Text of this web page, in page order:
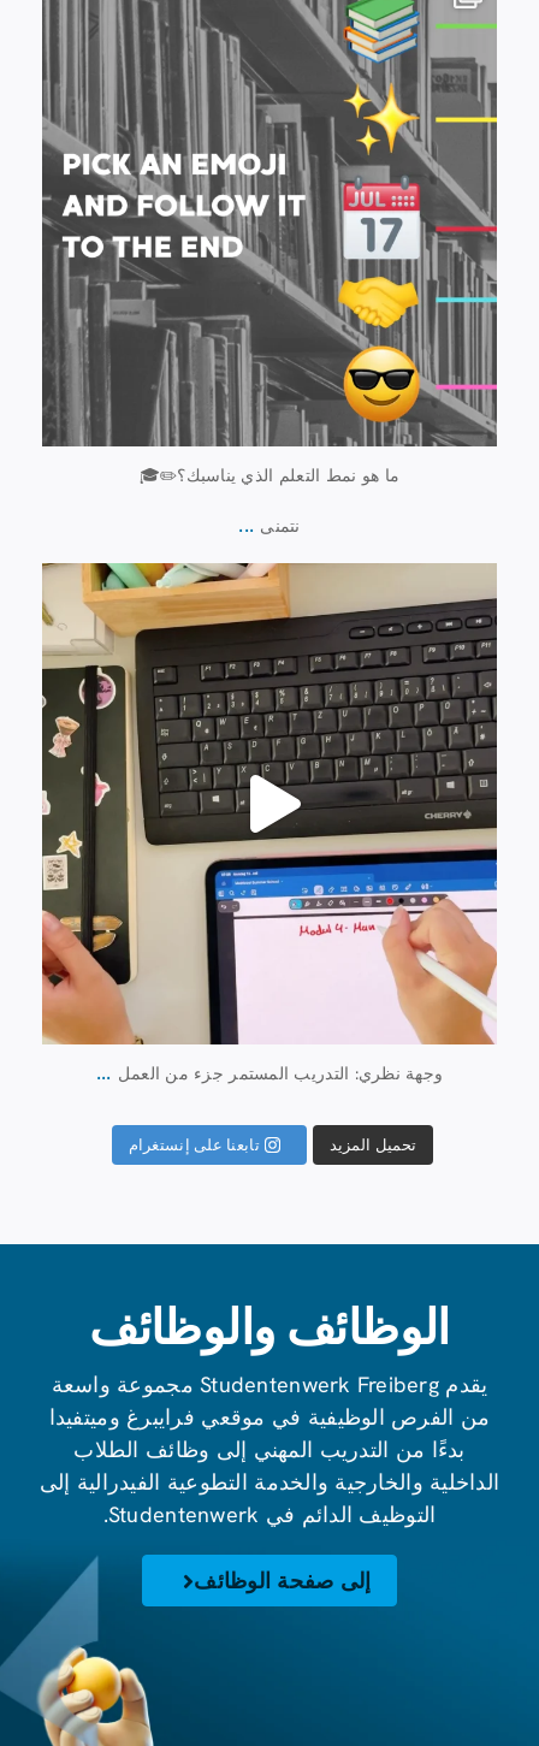
ما هو نمط التعلم الذي يناسبك؟✏️🎓
نتمنى ...
0
وجهة نظري: التدريب المستمر جزء من العمل ...
تحميل المزيد تابعنا على إنستغرام
الوظائف والوظائف
يقدم Studentenwerk Freiberg مجموعة واسعة
من الفرص الوظيفية في موقعي فرايبرغ وميتفيدا
بدءًا من التدريب المهني إلى وظائف الطلاب
الداخلية والخارجية والخدمة التطوعية الفيدرالية إلى
التوظيف الدائم في Studentenwerk.
إلى صفحة الوظائف